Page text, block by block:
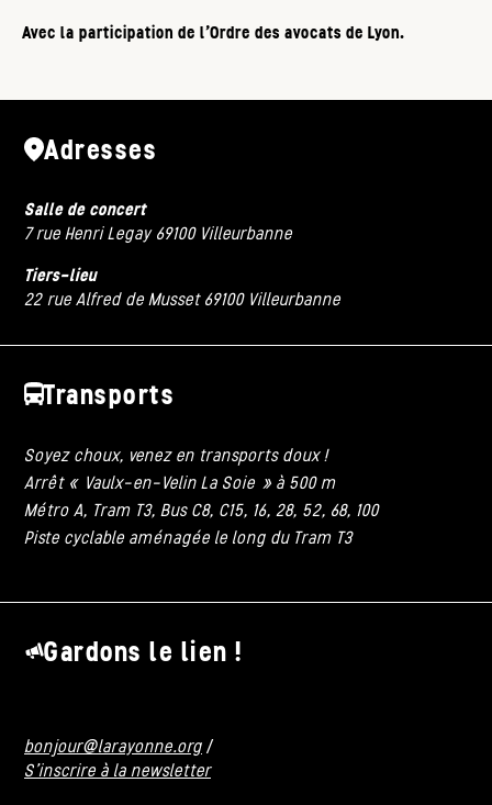
Avec la participation de l’Ordre des avocats de Lyon.
Adresses
Salle de concert
7 rue Henri Legay 69100 Villeurbanne
Tiers-lieu
22 rue Alfred de Musset 69100 Villeurbanne
Transports
Soyez choux, venez en transports doux !
Arrêt « Vaulx-en-Velin La Soie » à 500 m
Métro A, Tram T3, Bus C8, C15, 16, 28, 52, 68, 100
Piste cyclable aménagée le long du Tram T3
Gardons le lien !
bonjour@larayonne.org /
S'inscrire à la newsletter